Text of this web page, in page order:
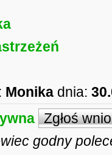
Monika dnia:
Zgłoś
godny